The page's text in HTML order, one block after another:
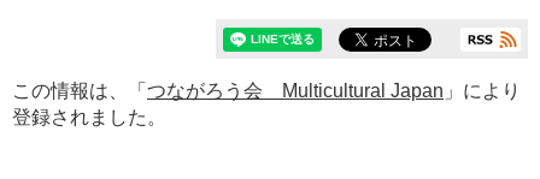
この情報は、「 つながろう会 Multicultural Japan 」により
登録されました。